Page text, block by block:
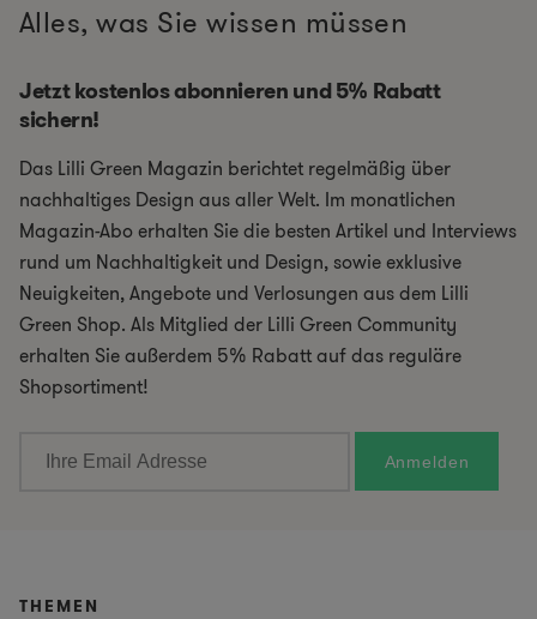
Alles, was Sie wissen müssen
Jetzt kostenlos abonnieren und 5% Rabatt
sichern!
Das Lilli Green Magazin berichtet regelmäßig über
nachhaltiges Design aus aller Welt. Im monatlichen
Magazin-Abo erhalten Sie die besten Artikel und Interviews
rund um Nachhaltigkeit und Design, sowie exklusive
Neuigkeiten, Angebote und Verlosungen aus dem Lilli
Green Shop. Als Mitglied der Lilli Green Community
erhalten Sie außerdem 5% Rabatt auf das reguläre
Shopsortiment!
THEMEN